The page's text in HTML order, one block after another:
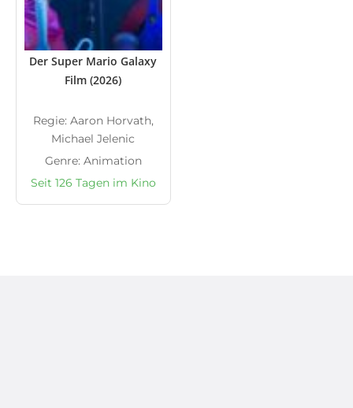
Der Super Mario Galaxy
Film (2026)
Regie: Aaron Horvath,
Michael Jelenic
Genre: Animation
Seit 126 Tagen im Kino